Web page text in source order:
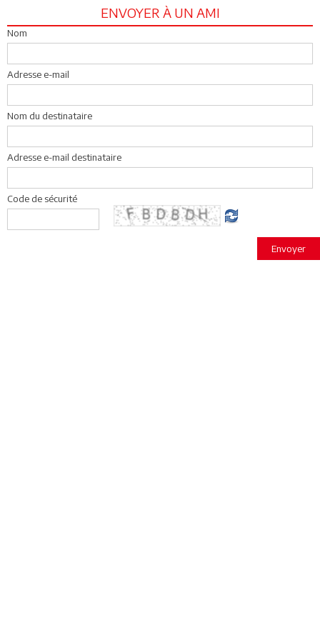
ENVOYER À UN AMI
Nom
Adresse e-mail
Nom du destinataire
Adresse e-mail destinataire
Code de sécurité
Envoyer